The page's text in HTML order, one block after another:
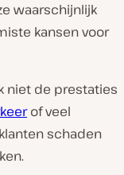
waarschijnlijk
kansen voor
niet de prestaties
of veel
schaden